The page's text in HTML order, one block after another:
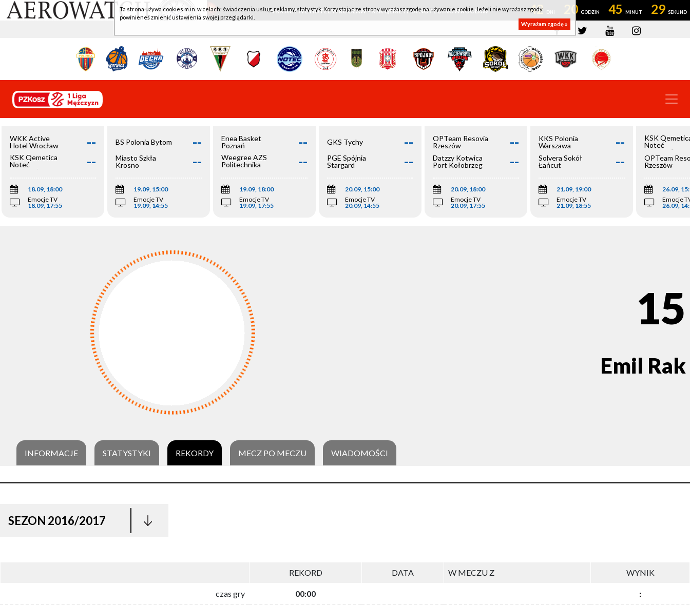
WKK ACTIVE HOTEL WROCŁAW - KSK QEMETICA NOTEĆ INOWROCŁAW 42 20 45 28
WKK Active
Hotel Wrocław
--
KSK Qemetica
Noteć
Inowrocław
--
18.09, 18:00
Emocje TV
18.09, 17:55
BS Polonia Bytom --
Miasto Szkła
Krosno
--
19.09, 15:00
Emocje TV
19.09, 14:55
Enea Basket
Poznań
--
Weegree AZS
Politechnika
--
19.09, 18:00
Emocje TV
19.09, 17:55
GKS Tychy --
PGE Spójnia
Stargard
--
20.09, 15:00
Emocje TV
20.09, 14:55
OPTeam Resovia
Rzeszów
--
Datzzy Kotwica
Port Kołobrzeg
--
20.09, 18:00
Emocje TV
20.09, 17:55
KKS Polonia
Warszawa
--
Solvera Sokół
Łańcut
--
21.09, 19:00
Emocje TV
21.09, 18:55
KSK
Noteć
Inowrocław
OPTeam
Rzeszów
26.09,
Emocje
26.09,
15
Emil Rak
INFORMACJE STATYSTYKI REKORDY MECZ PO MECZU WIADOMOŚCI
SEZON 2016/2017
REKORD DATA W MECZU Z WYNIK
czas gry 00:00 :
Ta strona używa cookies m.in. w celach: świadczenia usług, reklamy, statystyk. Korzystając ze strony wyrażasz zgodę na używanie cookie. Jeżeli nie wyrażasz zgody
powinieneś zmienić ustawienia swojej przeglądarki.
Wyrażam zgodę »